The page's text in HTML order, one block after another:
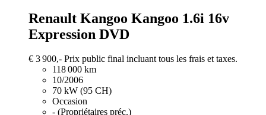
Renault Kangoo Kangoo 1.6i 16v
Expression DVD
€ 3 900,- Prix public final incluant tous les frais et taxes.
118 000 km
10/2006
70 kW (95 CH)
Occasion
- (Propriétaires préc.)